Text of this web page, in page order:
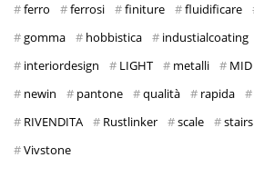
ferro
ferrosi finiture fluidificare
gomma
hobbistica industialcoating
interiordesign
LIGHT metalli MID
newin
pantone qualità rapida
RIVENDITA
Rustlinker scale stairs
Vivstone